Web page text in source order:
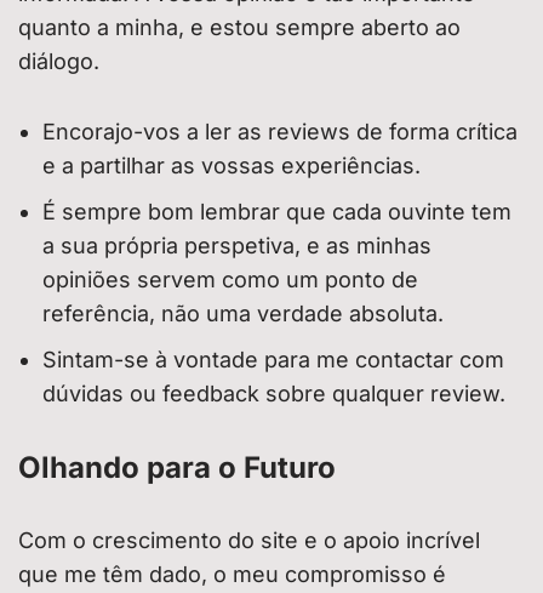
quanto a minha, e estou sempre aberto ao
diálogo.
Encorajo-vos a ler as reviews de forma crítica
e a partilhar as vossas experiências.
É sempre bom lembrar que cada ouvinte tem
a sua própria perspetiva, e as minhas
opiniões servem como um ponto de
referência, não uma verdade absoluta.
Sintam-se à vontade para me contactar com
dúvidas ou feedback sobre qualquer review.
Olhando para o Futuro
Com o crescimento do site e o apoio incrível
que me têm dado, o meu compromisso é